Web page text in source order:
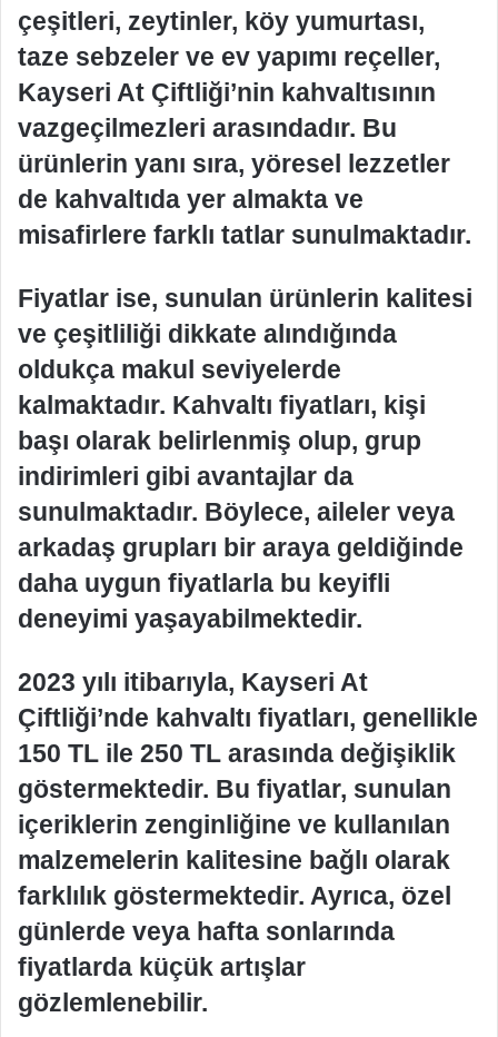
çeşitleri, zeytinler, köy yumurtası,
taze sebzeler ve ev yapımı reçeller,
Kayseri At Çiftliği’nin kahvaltısının
vazgeçilmezleri arasındadır. Bu
ürünlerin yanı sıra, yöresel lezzetler
de kahvaltıda yer almakta ve
misafirlere farklı tatlar sunulmaktadır.
Fiyatlar ise, sunulan ürünlerin kalitesi
ve çeşitliliği dikkate alındığında
oldukça makul seviyelerde
kalmaktadır. Kahvaltı fiyatları, kişi
başı olarak belirlenmiş olup, grup
indirimleri gibi avantajlar da
sunulmaktadır. Böylece, aileler veya
arkadaş grupları bir araya geldiğinde
daha uygun fiyatlarla bu keyifli
deneyimi yaşayabilmektedir.
2023 yılı itibarıyla, Kayseri At
Çiftliği’nde kahvaltı fiyatları, genellikle
150 TL ile 250 TL arasında değişiklik
göstermektedir. Bu fiyatlar, sunulan
içeriklerin zenginliğine ve kullanılan
malzemelerin kalitesine bağlı olarak
farklılık göstermektedir. Ayrıca, özel
günlerde veya hafta sonlarında
fiyatlarda küçük artışlar
gözlemlenebilir.